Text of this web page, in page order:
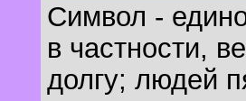
Символ -
в частности,
долгу; людей